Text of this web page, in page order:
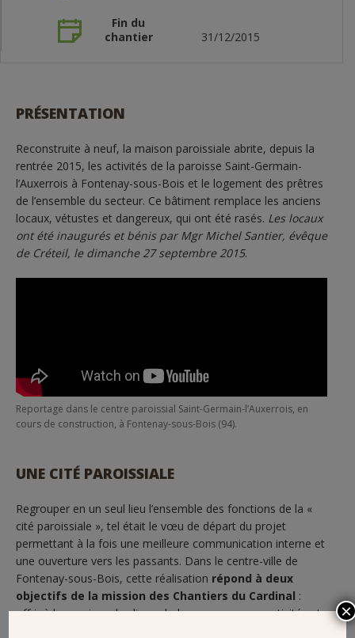
Fin du
chantier
31/12/2015
PRÉSENTATION
Reconstruite à neuf, la maison paroissiale abrite, depuis la
rentrée 2015, les activités de la paroisse Saint-Germain-
l’Auxerrois à Fontenay-sous-Bois et le logement des prêtres
de l’ensemble du secteur. Ce bâtiment remplace les anciens
locaux, vétustes et dangereux, qui ont été rasés. Les locaux
ont été inaugurés et bénis par Mgr Michel Santier, évêque
de Créteil, le dimanche 27 septembre 2015.
Reportage dans le centre paroissial Saint-Germain-l’Auxerrois, en
cours de construction, à Fontenay-sous-Bois (94).
UNE CITÉ PAROISSIALE
Regrouper en un seul lieu l’ensemble des fonctions de la «
cité paroissiale », tel était le vœu de départ du projet
permettant à la fois une meilleure communication interne et
une ouverture vers les passants. Dans le centre-ville de
Fontenay-sous-Bois, cette réalisation répond à deux
objectifs de la mission des Chantiers du Cardinal :
offrir à la paroisse des lieux chaleureux pour ses activités et
×